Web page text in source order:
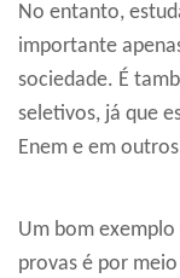
No entanto,
importante
sociedade. É
seletivos, já que
Enem e em
Um bom
provas é por